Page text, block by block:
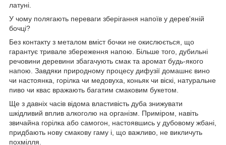
латуні.
У чому полягають переваги зберігання напоїв у дерев'яній
бочці?
Без контакту з металом вміст бочки не окислюється, що
гарантує тривале збереження напою. Більше того, дубильні
речовини деревини збагачують смак та аромат будь-якого
напою. Завдяки природному процесу дифузії домашнє вино
чи настоянка, горілка чи медовуха, коньяк чи віскі, натуральне
пиво чи квас вражають багатим смаковим букетом.
Ще з давніх часів відома властивість дуба знижувати
шкідливий вплив алкоголю на організм. Приміром, навіть
звичайна горілка або самогон, настоявшись у дубовому жбані,
придбають нову смакову гаму і, що важливо, не викличуть
похмілля.